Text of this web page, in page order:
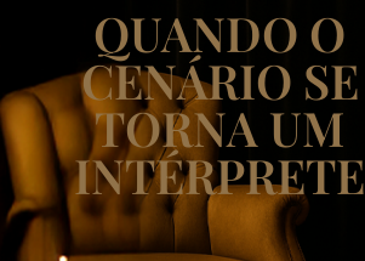
QUANDO O
CENÁRIO SE
TORNA UM
INTÉRPRETE